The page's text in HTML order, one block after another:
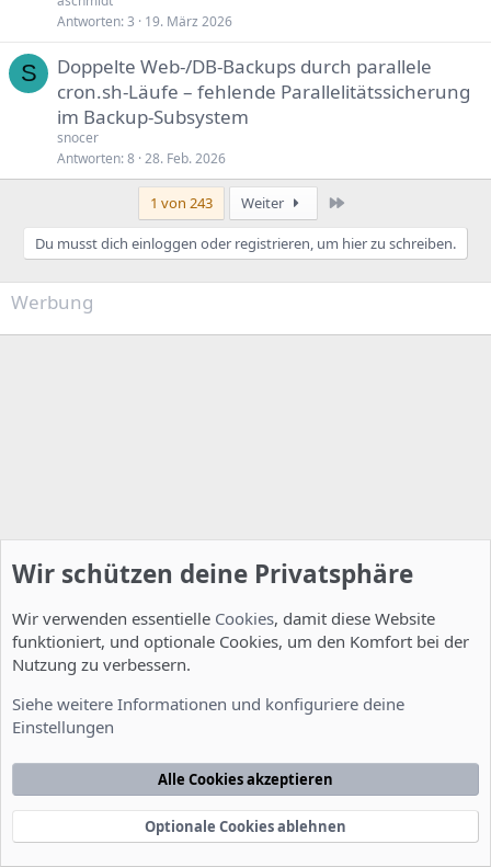
Antworten 3 19. März 2026
S
Doppelte Web-/DB-Backups durch parallele
cron.sh-Läufe – fehlende Parallelitätssicherung
im Backup-Subsystem
snocer
Antworten 8 28. Feb. 2026
1 von 243 Weiter
Du musst dich einloggen oder registrieren, um hier zu schreiben.
Werbung
Nutzungsbedingungen Datenschutzerklärung
Startseite
Community platform by XenForo® © 2010-2022 XenForo Ltd.
xenDach©2010-2014
Wir schützen deine Privatsphäre
Wir verwenden essentielle Cookies, damit diese Website
funktioniert, und optionale Cookies, um den Komfort bei der
Nutzung zu verbessern.
Siehe weitere Informationen und konfiguriere deine
Einstellungen
Alle Cookies akzeptieren
Optionale Cookies ablehnen